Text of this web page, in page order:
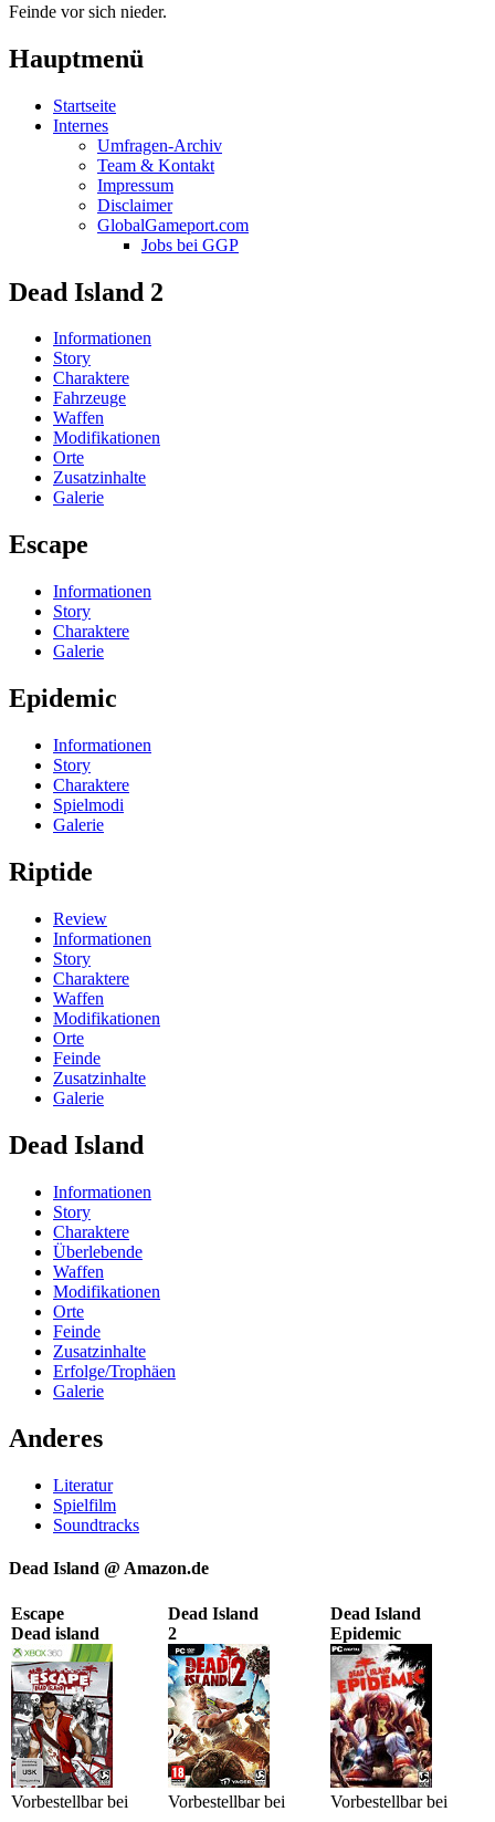
Feinde vor sich nieder.
Hauptmenü
Startseite
Internes
Umfragen-Archiv
Team & Kontakt
Impressum
Disclaimer
GlobalGameport.com
Jobs bei GGP
Dead Island 2
Informationen
Story
Charaktere
Fahrzeuge
Waffen
Modifikationen
Orte
Zusatzinhalte
Galerie
Escape
Informationen
Story
Charaktere
Galerie
Epidemic
Informationen
Story
Charaktere
Spielmodi
Galerie
Riptide
Review
Informationen
Story
Charaktere
Waffen
Modifikationen
Orte
Feinde
Zusatzinhalte
Galerie
Dead Island
Informationen
Story
Charaktere
Überlebende
Waffen
Modifikationen
Orte
Feinde
Zusatzinhalte
Erfolge/Trophäen
Galerie
Anderes
Literatur
Spielfilm
Soundtracks
Dead Island @ Amazon.de
Escape
Dead island
Vorbestellbar bei
Dead Island
2
Vorbestellbar bei
Dead Island
Epidemic
Vorbestellbar bei